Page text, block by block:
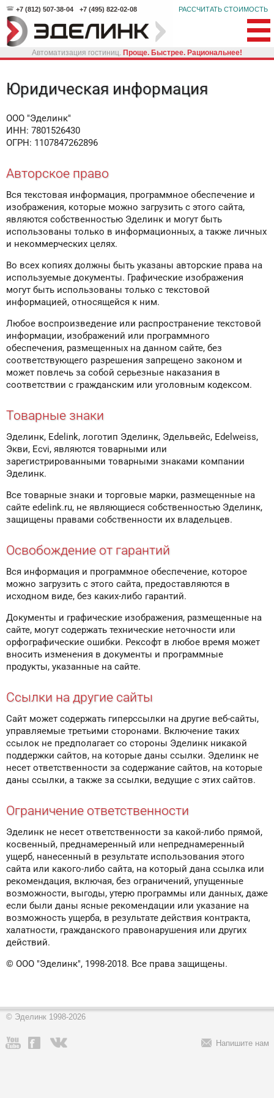
Автоматизация гостиниц. Проще. Быстрее. Рациональнее!
РАССЧИТАТЬ СТОИМОСТЬ
+7 (812) 507-38-04 +7 (495) 822-02-08
Юридическая информация
ООО "Эделинк"
ИНН: 7801526430
ОГРН: 1107847262896
Авторское право
Вся текстовая информация, программное обеспечение и
изображения, которые можно загрузить с этого сайта,
являются собственностью Эделинк и могут быть
использованы только в информационных, а также личных
и некоммерческих целях.
Во всех копиях должны быть указаны авторские права на
используемые документы. Графические изображения
могут быть использованы только с текстовой
информацией, относящейся к ним.
Любое воспроизведение или распространение текстовой
информации, изображений или программного
обеспечения, размещенных на данном сайте, без
соответствующего разрешения запрещено законом и
может повлечь за собой серьезные наказания в
соответствии с гражданским или уголовным кодексом.
Товарные знаки
Эделинк, Edelink, логотип Эделинк, Эдельвейс, Edelweiss,
Экви, Ecvi, являются товарными или
зарегистрированными товарными знаками компании
Эделинк.
Все товарные знаки и торговые марки, размещенные на
сайте edelink.ru, не являющиеся собственностью Эделинк,
защищены правами собственности их владельцев.
Освобождение от гарантий
Вся информация и программное обеспечение, которое
можно загрузить с этого сайта, предоставляются в
исходном виде, без каких-либо гарантий.
Документы и графические изображения, размещенные на
сайте, могут содержать технические неточности или
орфографические ошибки. Рексофт в любое время может
вносить изменения в документы и программные
продукты, указанные на сайте.
Ссылки на другие сайты
Сайт может содержать гиперссылки на другие веб-сайты,
управляемые третьими сторонами. Включение таких
ссылок не предполагает со стороны Эделинк никакой
поддержки сайтов, на которые даны ссылки. Эделинк не
несет ответственности за содержание сайтов, на которые
даны ссылки, а также за ссылки, ведущие с этих сайтов.
Ограничение ответственности
Эделинк не несет ответственности за какой-либо прямой,
косвенный, преднамеренный или непреднамеренный
ущерб, нанесенный в результате использования этого
сайта или какого-либо сайта, на который дана ссылка или
рекомендация, включая, без ограничений, упущенные
возможности, выгоды, утерю программы или данных, даже
если были даны ясные рекомендации или указание на
возможность ущерба, в результате действия контракта,
халатности, гражданского правонарушения или других
действий.
© ООО "Эделинк", 1998-2018. Все права защищены.
© Эделинк 1998-2026
Напишите нам